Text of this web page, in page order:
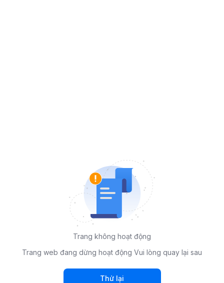
Trang không hoạt động
Trang web đang dừng hoạt động Vui lòng quay lại sau
Thử lại